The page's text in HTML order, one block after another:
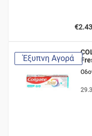
€2.43
Έξυπνη Αγορά